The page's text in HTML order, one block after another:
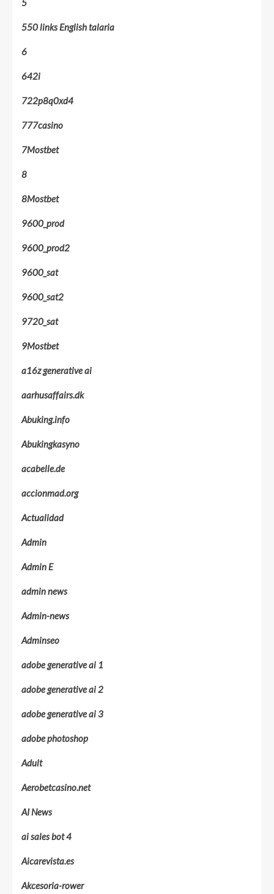
5
550 links English talaria
6
642i
722p8q0xd4
777casino
7Mostbet
8
8Mostbet
9600_prod
9600_prod2
9600_sat
9600_sat2
9720_sat
9Mostbet
a16z generative ai
aarhusaffairs.dk
Abuking.info
Abukingkasyno
acabelle.de
accionmad.org
Actualidad
Admin
Admin E
admin news
Admin-news
Adminseo
adobe generative ai 1
adobe generative ai 2
adobe generative ai 3
adobe photoshop
Adult
Aerobetcasino.net
AI News
ai sales bot 4
Aicarevista.es
Akcesoria-rower